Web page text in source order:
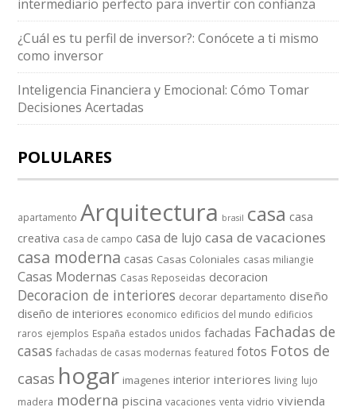
intermediario perfecto para invertir con confianza
¿Cuál es tu perfil de inversor?: Conócete a ti mismo
como inversor
Inteligencia Financiera y Emocional: Cómo Tomar
Decisiones Acertadas
POLULARES
apartamento Arquitectura brasil casa casa
creativa casa de campo casa de lujo casa de vacaciones
casa moderna casas Casas Coloniales casas miliangie
Casas Modernas Casas Reposeidas decoracion
Decoracion de interiores decorar departamento diseño
diseño de interiores economico edificios del mundo edificios
raros ejemplos España estados unidos fachadas Fachadas de
casas fachadas de casas modernas featured fotos Fotos de
casas hogar imagenes interior interiores living lujo
madera moderna piscina vacaciones venta vidrio vivienda